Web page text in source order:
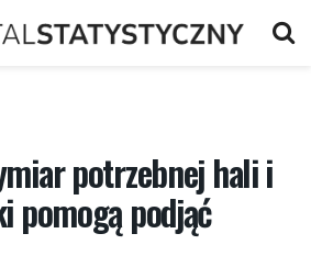
potrzebnej hali i
pomogą podjąć